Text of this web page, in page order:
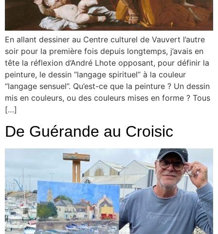
En allant dessiner au Centre culturel de Vauvert l’autre
soir pour la première fois depuis longtemps, j’avais en
tête la réflexion d’André Lhote opposant, pour définir la
peinture, le dessin “langage spirituel” à la couleur
“langage sensuel”. Qu’est-ce que la peinture ? Un dessin
mis en couleurs, ou des couleurs mises en forme ? Tous
[…]
De Guérande au Croisic